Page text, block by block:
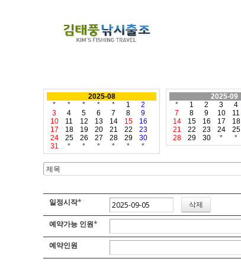
2025-08
*
* * * * 1
2
3
4 5 6 7 8
9
10
11 12 13 14 15
16
17
18 19 20 21 22
23
24
25 26 27 28 29
30
31
* * * * * *
2025-09
*
1 2 3 4
7
8 9 10 11
14
15 16 17 18
21
22 23 24 25
28
29 30 * *
일정시작*
예약가능 인원*
예약인원